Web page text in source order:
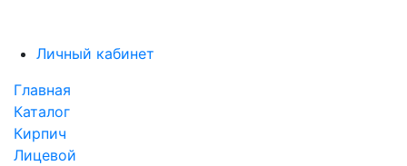
Личный кабинет
Главная
Каталог
Кирпич
Лицевой